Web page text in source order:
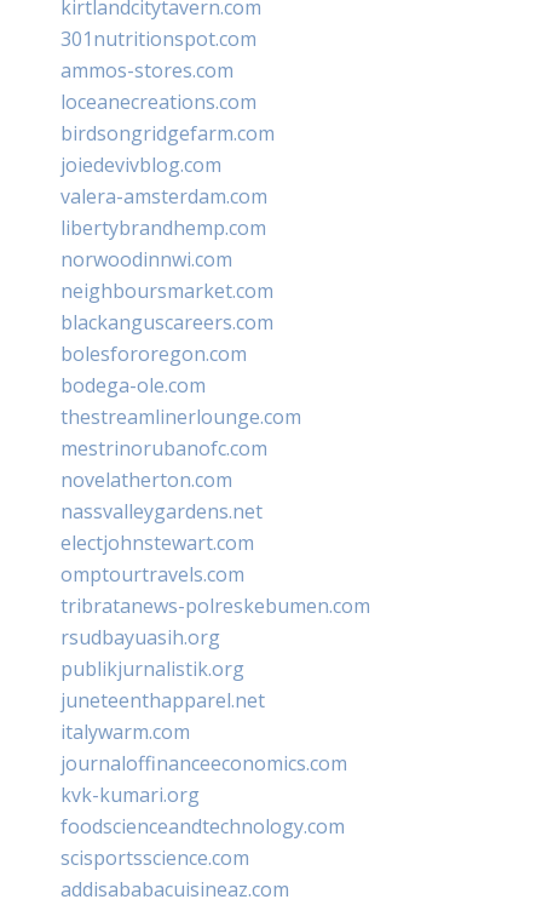
kirtlandcitytavern.com
301nutritionspot.com
ammos-stores.com
loceanecreations.com
birdsongridgefarm.com
joiedevivblog.com
valera-amsterdam.com
libertybrandhemp.com
norwoodinnwi.com
neighboursmarket.com
blackanguscareers.com
bolesfororegon.com
bodega-ole.com
thestreamlinerlounge.com
mestrinorubanofc.com
novelatherton.com
nassvalleygardens.net
electjohnstewart.com
omptourtravels.com
tribratanews-polreskebumen.com
rsudbayuasih.org
publikjurnalistik.org
juneteenthapparel.net
italywarm.com
journaloffinanceeconomics.com
kvk-kumari.org
foodscienceandtechnology.com
scisportsscience.com
addisababacuisineaz.com